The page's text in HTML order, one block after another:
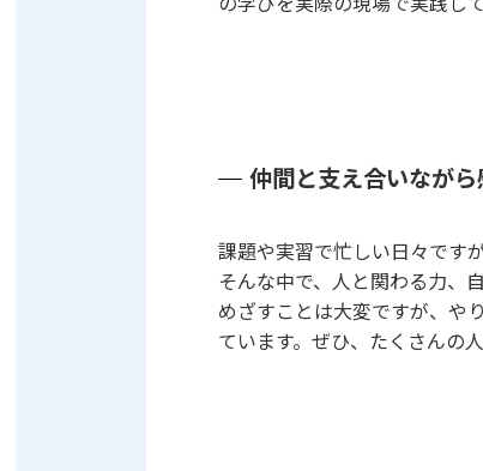
仲間と支え合いなが
課題や実習で忙しい日々です
そんな中で、人と関わる力、
めざすことは大変ですが、や
ています。ぜひ、たくさんの